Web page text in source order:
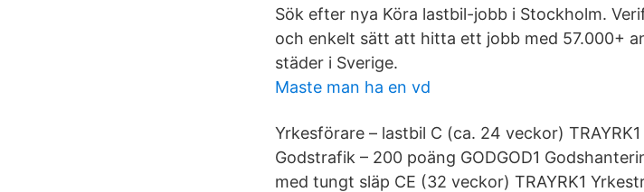
Sök efter nya Köra lastbil-jobb i Stockholm.
och enkelt sätt att hitta ett jobb med 57.000+
städer i Sverige.
Maste man ha en vd
Yrkesförare – lastbil C (ca. 24 veckor)
Godstrafik – 200 poäng GODGOD1
med tungt släp CE (32 veckor) TRAYRK1